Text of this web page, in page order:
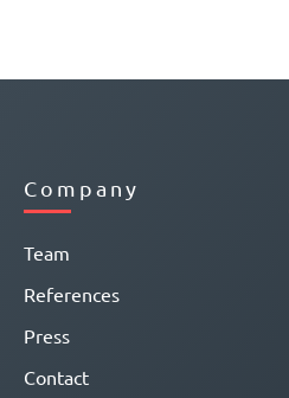
Company
Team
References
Press
Contact